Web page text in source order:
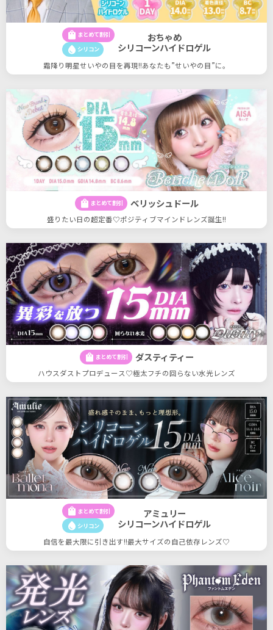
shopping_bag まとめて割引
water_drop シリコン
おちゃめ
シリコーンハイドロゲル
霜降り明星せいやの目を再現!!あなたも”せいやの目”に。
shopping_bag まとめて割引 ベリッシュドール
盛りたい日の超定番♡ポジティブマインドレンズ誕生!!
shopping_bag まとめて割引 ダスティティー
ハウスダストプロデュース♡極太フチの回らない水光レンズ
shopping_bag まとめて割引
water_drop シリコン
アミュリー
シリコーンハイドロゲル
自信を最大限に引き出す!!最大サイズの自己依存レンズ♡